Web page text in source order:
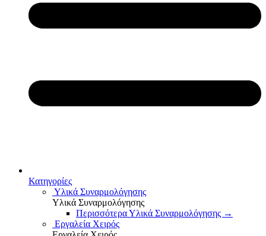
Κατηγορίες
Υλικά Συναρμολόγησης
Υλικά Συναρμολόγησης
Περισσότερα Υλικά Συναρμολόγησης →
Εργαλεία Χειρός